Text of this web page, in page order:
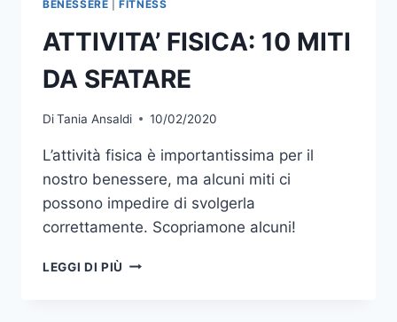
BENESSERE FITNESS
ATTIVITA’ FISICA: 10 MITI
DA SFATARE
DiTania Ansaldi 10/02/2020
L’attività fisica è importantissima per il
nostro benessere, ma alcuni miti ci
possono impedire di svolgerla
correttamente. Scopriamone alcuni!
LEGGI DI PIÙ ATTIVITA’